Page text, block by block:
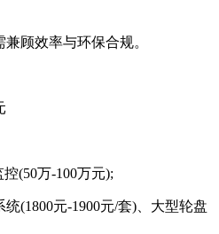
顾效率与环保合规。
(50万-100万元);
(1800元-1900元/套)、大型轮盘